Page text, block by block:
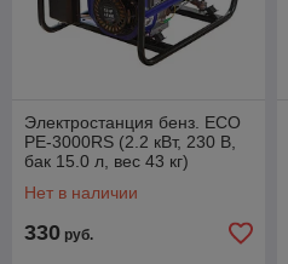
Электростанция бенз. ECO
PE-3000RS (2.2 кВт, 230 В,
бак 15.0 л, вес 43 кг)
Нет в наличии
330 руб.